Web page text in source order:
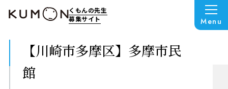
くもんの先生
募集サイト
Menu
【川崎市多摩区】多摩市民
館